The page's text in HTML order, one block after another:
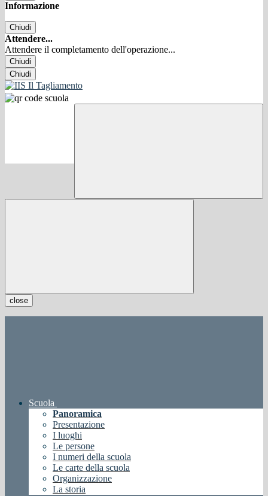
Informazione
Chiudi
Attendere...
Attendere il completamento dell'operazione...
Chiudi
Chiudi
close
Scuola
Panoramica
Presentazione
I luoghi
Le persone
I numeri della scuola
Le carte della scuola
Organizzazione
La storia